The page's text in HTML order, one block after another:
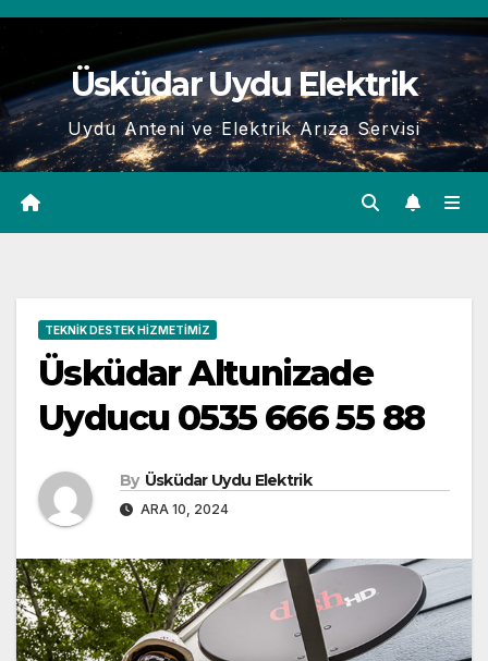
Skip
to
content Üsküdar Uydu Elektrik
Uydu Anteni ve Elektrik Arıza Servisi
TEKNIK DESTEK HIZMETIMIZ
Üsküdar Altunizade
Uyducu 0535 666 55 88
By Üsküdar Uydu Elektrik
ARA 10, 2024